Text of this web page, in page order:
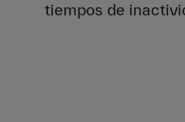
tiempos de